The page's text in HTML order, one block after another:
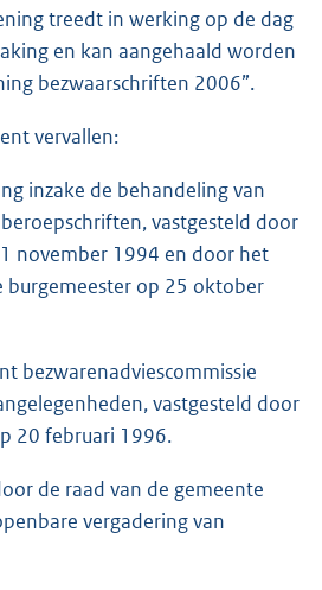
treedt in werking op de dag
en kan aangehaald worden
bezwaarschriften 2006”.
vervallen:
inzake de behandeling van
vastgesteld door
november 1994 en door het
burgemeester op 25 oktober
bezwarenadviescommissie
vastgesteld door
20 februari 1996.
de raad van de gemeente
vergadering van